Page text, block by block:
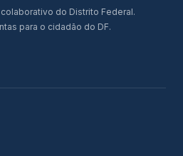
do Distrito Federal.
para o cidadão do DF.